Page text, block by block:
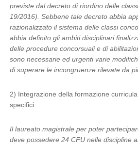
previste dal decreto di riordino delle
19/2016). Sebbene tale decreto abbia
razionalizzato il sistema delle classi
abbia definito gli ambiti disciplinari
delle procedure concorsuali e di
sono necessarie ed urgenti varie
di superare le incongruenze rilevate da
2) Integrazione della formazione
specifici
Il laureato magistrale per poter
deve possedere 24 CFU nelle discipline